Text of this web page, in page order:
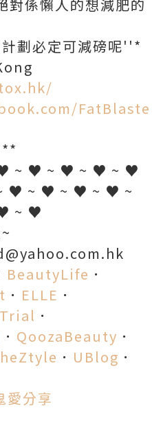
係懶人的想減肥的
劃必定可減磅呢''*
FatBlaste
~ ♥ ~ ♥ ~ ♥ ~ ♥
♥ ~ ♥ ~ ♥ ~ ♥ ~
~ ♥
BeautyLife ．
． ELLE ．
．
． QoozaBeauty ．
． UBlog ．
愛分享